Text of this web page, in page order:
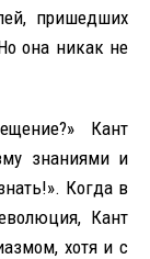
пришедших
она никак не
Кант
знаниями и
Когда в
Кант
хотя и с